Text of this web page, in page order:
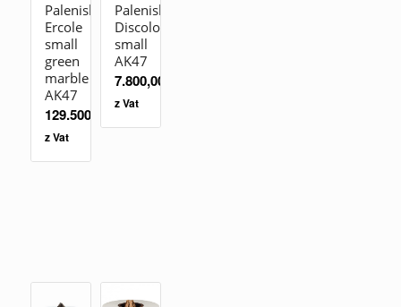
Palenisko
Ercole
small
green
marble
AK47
129.500,00
z Vat
Palenisko
Discolo
small
AK47
7.800,00
z Vat